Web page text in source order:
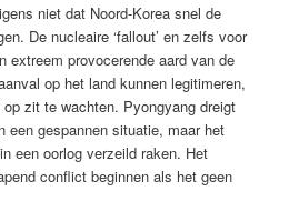
niet dat Noord-Korea snel de
De nucleaire ‘fallout’ en zelfs voor
extreem provocerende aard van de
op het land kunnen legitimeren,
zit te wachten. Pyongyang dreigt
een gespannen situatie, maar het
een oorlog verzeild raken. Het
conflict beginnen als het geen